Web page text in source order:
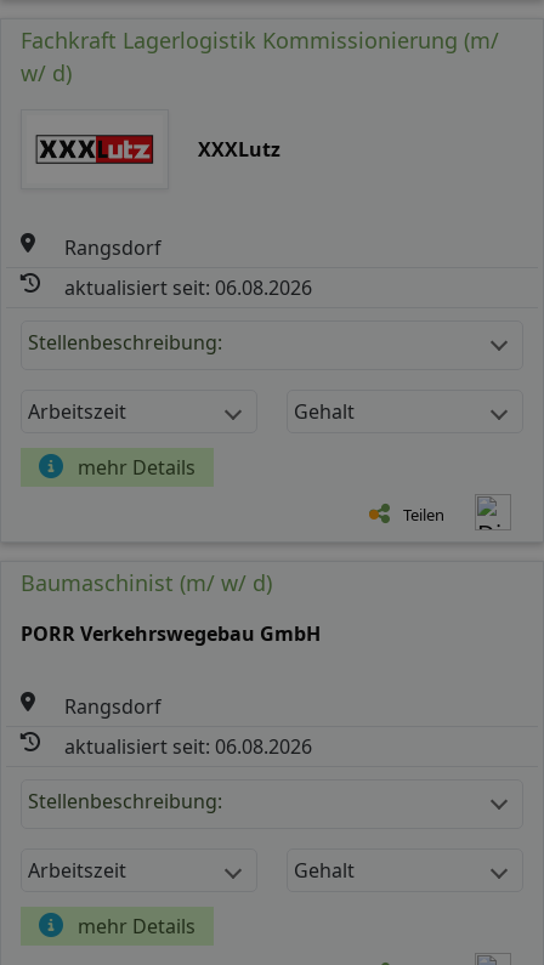
Fachkraft Lagerlogistik Kommissionierung (m/
w/ d)
XXXLutz
Rangsdorf
aktualisiert seit: 06.08.2026
Stellenbeschreibung:
Arbeitszeit Gehalt
mehr Details
Teilen
Baumaschinist (m/ w/ d)
PORR Verkehrswegebau GmbH
Rangsdorf
aktualisiert seit: 06.08.2026
Stellenbeschreibung:
Arbeitszeit Gehalt
mehr Details